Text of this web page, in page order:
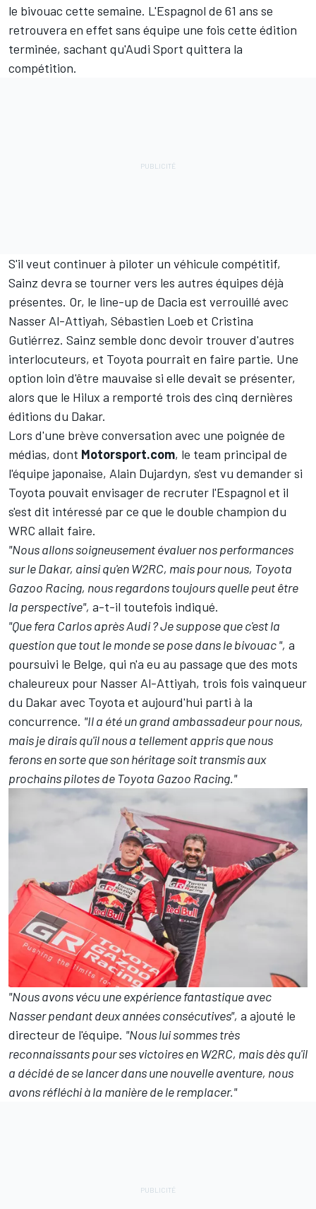
le bivouac cette semaine. L'Espagnol de 61 ans se
retrouvera en effet sans équipe une fois cette édition
terminée, sachant qu'Audi Sport quittera la
compétition.
S'il veut continuer à piloter un véhicule compétitif,
Sainz devra se tourner vers les autres équipes déjà
présentes. Or, le line-up de Dacia est verrouillé avec
Nasser Al-Attiyah, Sébastien Loeb et Cristina
Gutiérrez. Sainz semble donc devoir trouver d'autres
interlocuteurs, et Toyota pourrait en faire partie. Une
option loin d'être mauvaise si elle devait se présenter,
alors que le Hilux a remporté trois des cinq dernières
éditions du Dakar.
Lors d'une brève conversation avec une poignée de
médias, dont Motorsport.com, le team principal de
l'équipe japonaise, Alain Dujardyn, s'est vu demander si
Toyota pouvait envisager de recruter l'Espagnol et il
s'est dit intéressé par ce que le double champion du
WRC allait faire.
"Nous allons soigneusement évaluer nos performances
sur le Dakar, ainsi qu'en W2RC, mais pour nous, Toyota
Gazoo Racing, nous regardons toujours quelle peut être
la perspective", a-t-il toutefois indiqué.
"Que fera Carlos après Audi ? Je suppose que c'est la
question que tout le monde se pose dans le bivouac ", a
poursuivi le Belge, qui n'a eu au passage que des mots
chaleureux pour Nasser Al-Attiyah, trois fois vainqueur
du Dakar avec Toyota et aujourd'hui parti à la
concurrence. "Il a été un grand ambassadeur pour nous,
mais je dirais qu'il nous a tellement appris que nous
ferons en sorte que son héritage soit transmis aux
prochains pilotes de Toyota Gazoo Racing."
"Nous avons vécu une expérience fantastique avec
Nasser pendant deux années consécutives", a ajouté le
directeur de l'équipe. "Nous lui sommes très
reconnaissants pour ses victoires en W2RC, mais dès qu'il
a décidé de se lancer dans une nouvelle aventure, nous
avons réfléchi à la manière de le remplacer."